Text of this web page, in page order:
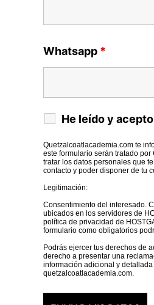
Whatsapp *
He leído y
Quetzalcoatlacademia.com te
este formulario serán tratado
tratar los datos personales que
contacto y poder disponer de tu
Legitimación:
Consentimiento del interesado.
ubicados en los servidores de
política de privacidad de
formulario como obligatorios
Podrás ejercer tus derechos de
derecho a presentar una
información adicional y
quetzalcoatlacademia.com.